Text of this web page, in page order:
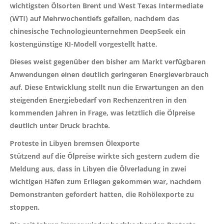
wichtigsten Ölsorten Brent und West Texas Intermediate
(WTI) auf Mehrwochentiefs gefallen, nachdem das
chinesische Technologieunternehmen DeepSeek ein
kostengünstige KI-Modell vorgestellt hatte.
Dieses weist gegenüber den bisher am Markt verfügbaren
Anwendungen einen deutlich geringeren Energieverbrauch
auf. Diese Entwicklung stellt nun die Erwartungen an den
steigenden Energiebedarf von Rechenzentren in den
kommenden Jahren in Frage, was letztlich die Ölpreise
deutlich unter Druck brachte.
Proteste in Libyen bremsen Ölexporte
Stützend auf die Ölpreise wirkte sich gestern zudem die
Meldung aus, dass in Libyen die Ölverladung in zwei
wichtigen Häfen zum Erliegen gekommen war, nachdem
Demonstranten gefordert hatten, die Rohölexporte zu
stoppen.